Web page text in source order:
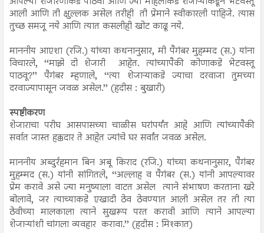
आली आणि ती क्षुल्लक असेल तरीही ती प्रेमाने स्वीकारली पाहिजे. त्यास
तुच्छ समजू नये आणि त्यात कसलीही खोट काढू नये.
माननीय आएशा (रजि.) यांच्या कथनानुसार, मी पैगंबर मुहम्मद (स.) यांना
विचारले, ‘‘माझे दो शेजारी आहेत. त्यांच्यापैकी कोणाकडे भेटवस्तू
पाठवू?’’ पैगंबर म्हणाले, ‘‘त्या शेजाऱ्याकडे ज्याचा दरवाजा तुमच्या
दरवाज्यापासून जवळ असेल.’’ (हदीस : बुखारी)
स्पष्टीकरण
शेजाराचा परीघ आसपासच्या चाळीस घरांपर्यंत आहे आणि त्यांच्यापैकी
सर्वात जास्त हक्कदार ते आहेत ज्यांचे घर सर्वांत जवळ असेल.
माननीय अब्दुर्रहमान बिन अबू किराद (रजि.) यांच्या कथनानुसार, पैगंबर
मुहम्मद (स.) यांनी सांगितले, ‘‘अल्लाह व पैगंबर (स.) यांनी आपल्यावर
प्रेम करावे असे ज्या मनुष्याला वाटत असेल त्याने संभाषण करताना खरे
बोलावे, जर त्याच्याकडे एखादी ठेव ठेवण्यात आली असेल तर ती त्या
ठेवीच्या मालकाला त्याने सुखरूप परत करावी आणि त्याने आपल्या
शेजाऱ्यांशी चांगला व्यवहार करावा.’’ (हदीस : मिश्कात)